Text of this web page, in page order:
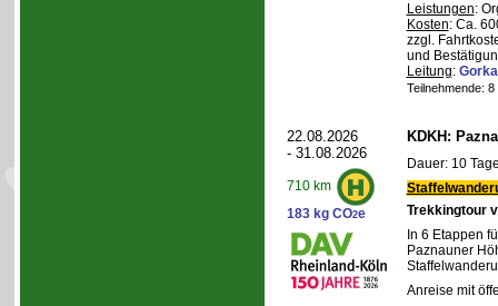
Leistungen:
Kosten: Ca.
zzgl.
und
Leitung:
Teilnehmende:
22.08.2026
- 31.08.2026
710 km
183 kg CO2e
KDKH:
Dauer: 10
Trekkingtour
In 6 Etappen
Paznauner
Anreise mit